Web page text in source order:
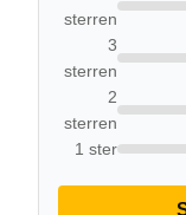
sterren
3
sterren
2
sterren
1 ster